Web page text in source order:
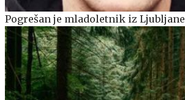
Pogrešan je mladoletnik iz Ljubljane